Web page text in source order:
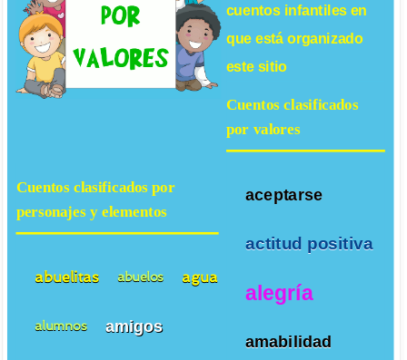
cuentos infantilesen
que está organizado
este sitio
Cuentos clasificados
por valores
aceptarse
actitud positiva
alegría
amabilidad
Cuentos clasificados por
personajes y elementos
abuelitas abuelos agua
alumnos amigos